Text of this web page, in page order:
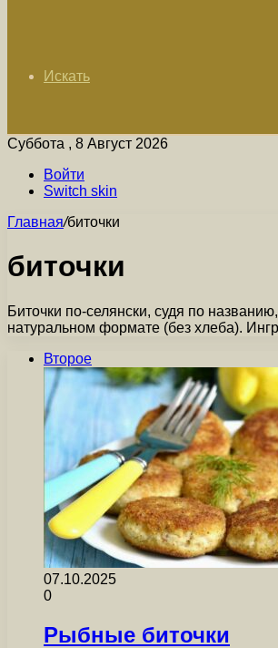
Искать
Суббота , 8 Август 2026
Войти
Switch skin
Главная/биточки
биточки
Биточки по-селянски, судя по
натуральном формате (без хлеба).
Второе
07.10.2025
0
Рыбные биточки